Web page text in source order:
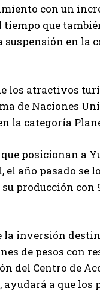
con un
que
en la
los atractivos
de Naciones
la categoría
posicionan a
año pasado
producción con
la inversión
de pesos con
del Centro de
a que los